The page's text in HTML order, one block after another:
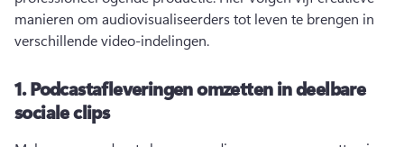
manieren om audiovisualiseerders tot leven te brengen in
verschillende video-indelingen.
1.Podcastafleveringen omzetten in deelbare
sociale clips